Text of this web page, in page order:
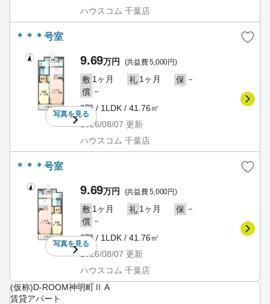
ハウスコム 千葉店
＊＊＊号室
写真を見る
9.69万円 (共益費 5,000円)
敷 1ヶ月 礼 1ヶ月 保 －
償 －
3階 / 1LDK / 41.76㎡
2026/08/07 更新
ハウスコム 千葉店
＊＊＊号室
写真を見る
9.69万円 (共益費 5,000円)
敷 1ヶ月 礼 1ヶ月 保 －
償 －
3階 / 1LDK / 41.76㎡
2026/08/07 更新
ハウスコム 千葉店
(仮称)D-ROOM神明町Ⅱ A
賃貸アパート